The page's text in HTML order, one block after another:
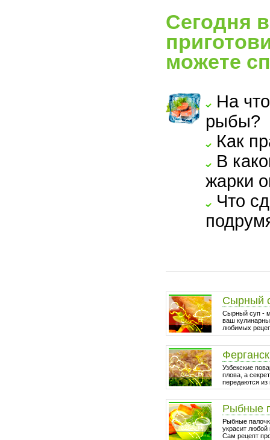
Сегодня
можете
На
рыбы?
Как
В
жарки
Что
Сырный
Сырный суп -
ваш
любимых
Узбекские
плова, а
передаются из
Рыбные
Рыбные
украсит любой
Сам рецепт